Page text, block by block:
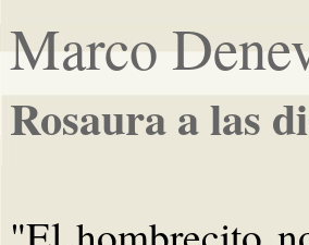
Marco
Rosaura a las